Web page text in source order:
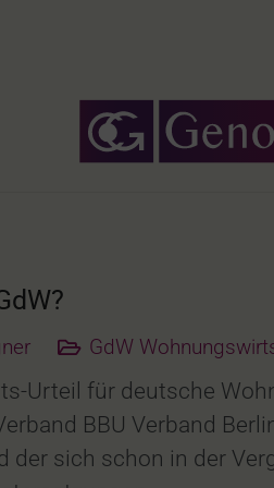
GdW
Urteil für deutsche
BBU Verband
der sich schon in der